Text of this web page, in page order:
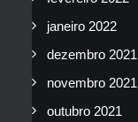
janeiro 2022
dezembro 2021
novembro 2021
outubro 2021